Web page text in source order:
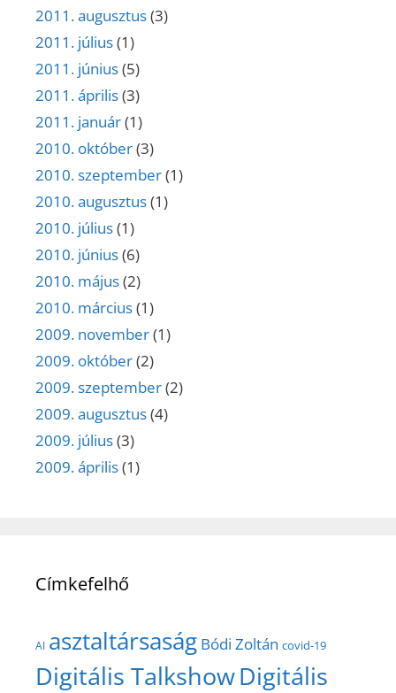
2011. augusztus(3)
2011. július(1)
2011. június(5)
2011. április(3)
2011. január(1)
2010. október(3)
2010. szeptember(1)
2010. augusztus(1)
2010. július(1)
2010. június(6)
2010. május(2)
2010. március(1)
2009. november(1)
2009. október(2)
2009. szeptember(2)
2009. augusztus(4)
2009. július(3)
2009. április(1)
Címkefelhő
AI asztaltársaság Bódi Zoltán covid-19
Digitális TalkshowDigitális